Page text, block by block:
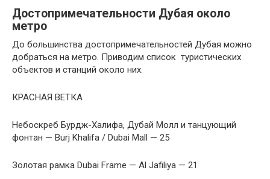
Достопримечательности Дубая около
метро
До большинства достопримечательностей Дубая можно
добраться на метро. Приводим список туристических
объектов и станций около них.
КРАСНАЯ ВЕТКА
Небоскреб Бурдж-Халифа, Дубай Молл и танцующий
фонтан — Burj Khalifa / Dubai Mall — 25
Золотая рамка Dubai Frame — Al Jafiliya — 21